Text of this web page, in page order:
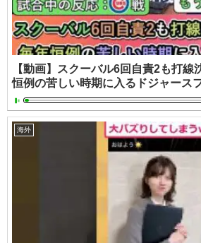
【動画】スクーバル6回自責2も打線
恒例の苦しい時期に入るドジャース
海外